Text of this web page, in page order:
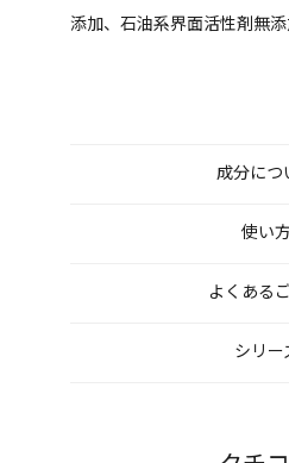
添加、石油系界面活性剤無
成分につ
水、アシル(C12,14)アスパ
加水分解水添デンプン、コ
ラカンバ樹液、サトウカエ
使い
入浴時、手や泡立てネットな
ですすぎ残しがないように洗
よくある
どのような香りです
シリー